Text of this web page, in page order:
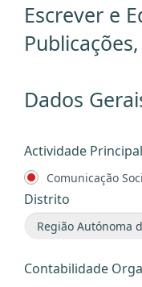
Escrever e
Dados
Actividade Principal
Comunicação
Distrito
Contabilidade